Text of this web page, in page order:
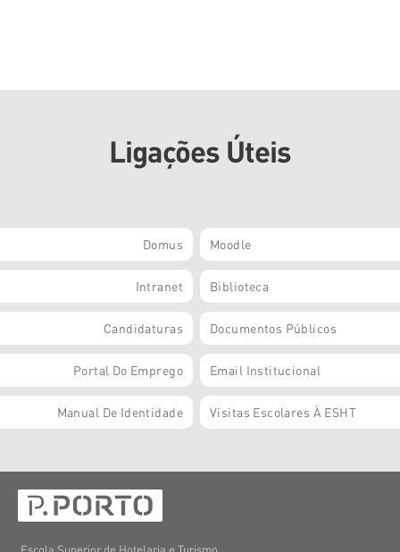
Ligações Úteis
Domus Moodle
Intranet Biblioteca
Candidaturas Documentos Públicos
Portal Do Emprego Email Institucional
Manual De Identidade Visitas Escolares À ESHT
Escola Superior de Hotelaria e Turismo